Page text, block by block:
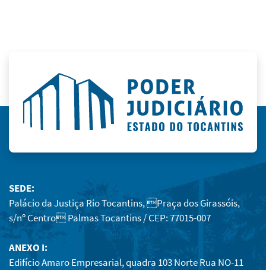
SEDE:
Palácio da Justiça Rio Tocantins, Praça dos Girassóis,
s/nº Centro Palmas Tocantins / CEP: 77015-007
ANEXO I:
Edifício Amaro Empresarial, quadra 103 Norte Rua NO-11